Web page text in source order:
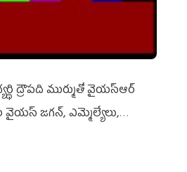
ద్రౌప‌ది ముర్ముతో వైయ‌స్ఆర్
వైయ‌స్ జ‌గ‌న్, ఎమ్మెల్యేలు,